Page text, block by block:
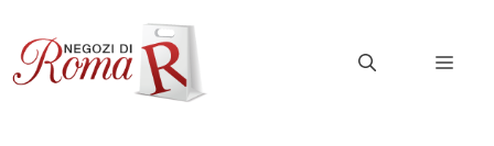
contenuto